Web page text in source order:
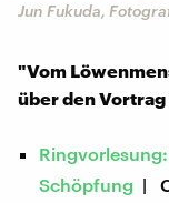
Jun Fukuda,
"Vom
über den
Schöpfung |